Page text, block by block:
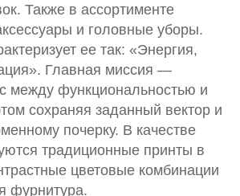
Также в ассортименте
и головные уборы.
ее так: «Энергия,
Главная миссия —
между функциональностью и
сохраняя заданный вектор и
почерку. В качестве
традиционные принты в
цветовые комбинации
фурнитура.